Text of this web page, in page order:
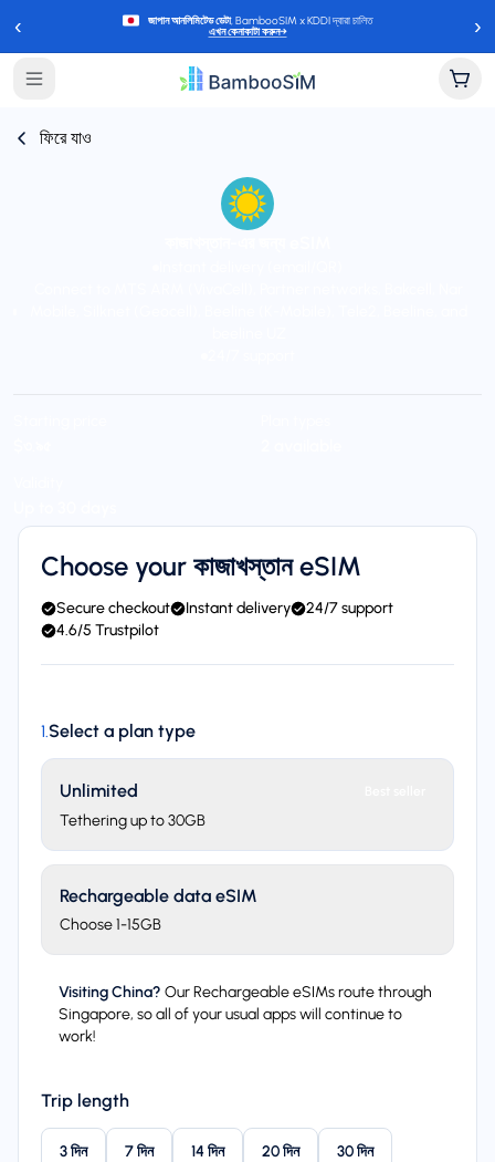
‹ জাপান আনলিমিটেড ডেটা, BambooSIM x KDDI দ্বারা চালিত
এখন কেনাকাটা করুন→ ›
ফিরে যাও
Choose your কাজাখস্তান eSIM
Secure checkout Instant delivery
24/7 support
4.6/5 Trustpilot
1.Select a plan type
Unlimited
Tethering up to 30GB
Rechargeable data eSIM
Choose 1-15GB
Visiting China? Our Rechargeable eSIMs route through
Singapore, so all of your usual apps will continue to
work!
Trip length
3 দিন 7 দিন 14 দিন 20 দিন 30 দিন